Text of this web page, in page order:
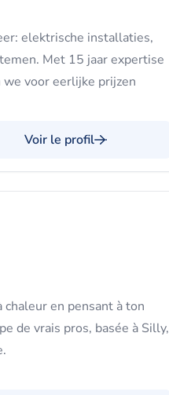
elektrische installaties,
Met 15 jaar expertise
voor eerlijke prijzen
Voir le profil
en pensant à ton
de vrais pros, basée à Silly,